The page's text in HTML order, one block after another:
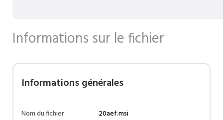
Informations sur le fichier
Informations générales
Nom du fichier
20aef.msi